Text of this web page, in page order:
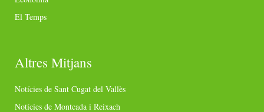
El Temps
Altres Mitjans
Notícies de Sant Cugat del Vallès
Notícies de Montcada i Reixach